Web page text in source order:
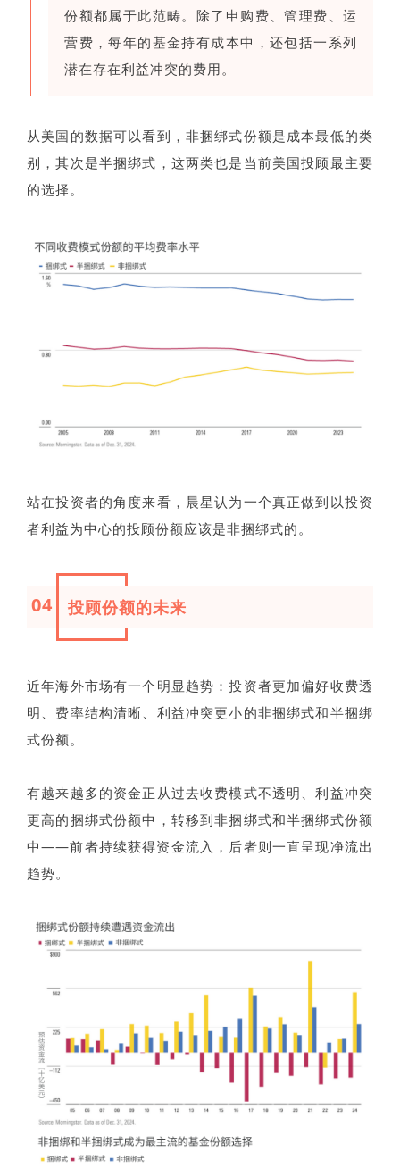
份额都属于此范畴。除了申购费、管理费、运
营费，每年的基金持有成本中，还包括一系列
潜在存在利益冲突的费用。
从美国的数据可以看到，非捆绑式份额是成本最低的类
别，其次是半捆绑式，这两类也是当前美国投顾最主要
的选择。
站在投资者的角度来看，晨星认为一个真正做到以投资
者利益为中心的投顾份额应该是非捆绑式的。
04 投顾份额的未来
近年海外市场有一个明显趋势：投资者更加偏好收费透
明、费率结构清晰、利益冲突更小的非捆绑式和半捆绑
式份额。
有越来越多的资金正从过去收费模式不透明、利益冲突
更高的捆绑式份额中，转移到非捆绑式和半捆绑式份额
中——前者持续获得资金流入，后者则一直呈现净流出
趋势。